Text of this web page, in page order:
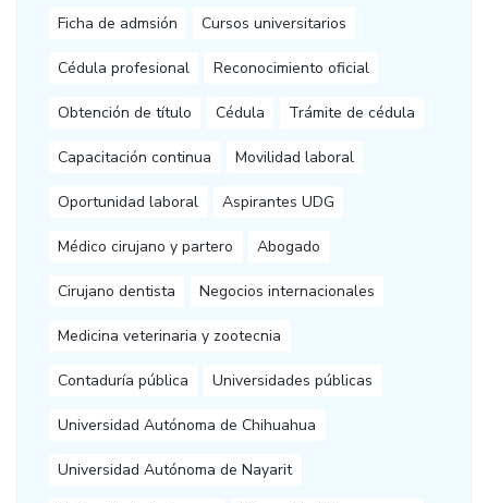
Ficha de admsión Cursos universitarios
Cédula profesional Reconocimiento oficial
Obtención de título Cédula Trámite de cédula
Capacitación continua Movilidad laboral
Oportunidad laboral Aspirantes UDG
Médico cirujano y partero Abogado
Cirujano dentista Negocios internacionales
Medicina veterinaria y zootecnia
Contaduría pública Universidades públicas
Universidad Autónoma de Chihuahua
Universidad Autónoma de Nayarit